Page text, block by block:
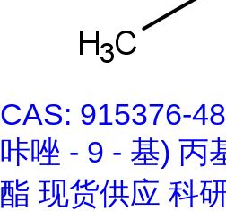
CAS: 915376-
咔唑 - 9 - 基) 丙
酯 现货供应 科